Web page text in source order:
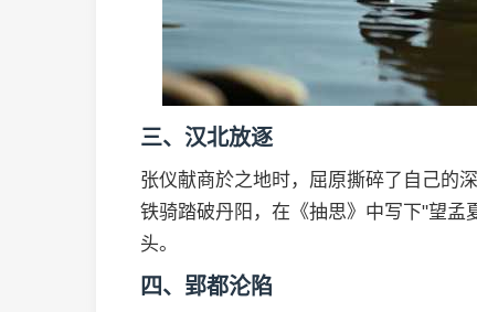
三、汉北放逐
张仪献商於之地时，屈原撕碎了自己的
铁骑踏破丹阳，在《抽思》中写下"望
头。
四、郢都沦陷